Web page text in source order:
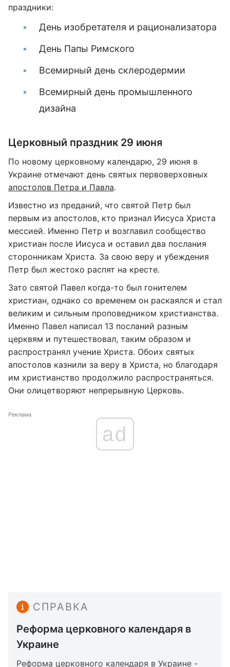
праздники:
День изобретателя и рационализатора
День Папы Римского
Всемирный день склеродермии
Всемирный день промышленного
дизайна
Церковный праздник 29 июня
По новому церковному календарю, 29 июня в
Украине отмечают день святых первоверховных
апостолов Петра и Павла.
Известно из преданий, что святой Петр был
первым из апостолов, кто признал Иисуса Христа
мессией. Именно Петр и возглавил сообщество
христиан после Иисуса и оставил два послания
сторонникам Христа. За свою веру и убеждения
Петр был жестоко распят на кресте.
Зато святой Павел когда-то был гонителем
христиан, однако со временем он раскаялся и стал
великим и сильным проповедником христианства.
Именно Павел написал 13 посланий разным
церквям и путешествовал, таким образом и
распространял учение Христа. Обоих святых
апостолов казнили за веру в Христа, но благодаря
им христианство продолжило распространяться.
Они олицетворяют непрерывную Церковь.
Реклама
ad
СПРАВКА
Реформа церковного календаря в
Украине
Реформа церковного календаря в Украине -